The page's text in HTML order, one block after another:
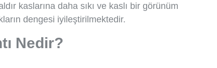
kaslarına daha sıkı ve kaslı bir görünüm
dengesi iyileştirilmektedir.
Nedir?